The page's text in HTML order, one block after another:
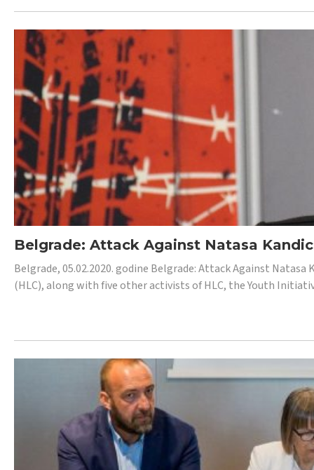
Belgrade: Attack Against Natasa
Belgrade, 05.02.2020. godine Belgrade: Attack Against
(HLC), along with five other activists of HLC, the Youth